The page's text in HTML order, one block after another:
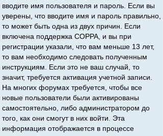
вводите имя пользователя и пароль. Если вы
уверены, что вводите имя и пароль правильно,
то может быть одна из двух причин. Если
включена поддержка COPPA, и вы при
регистрации указали, что вам меньше 13 лет,
то вам необходимо следовать полученным
инструкциям. Если это не ваш случай, то
значит, требуется активация учетной записи.
На многих форумах требуется, чтобы все
новые пользователи были активированы
самостоятельно, либо администратором до
того, как они смогут в них войти. Эта
информация отображается в процессе